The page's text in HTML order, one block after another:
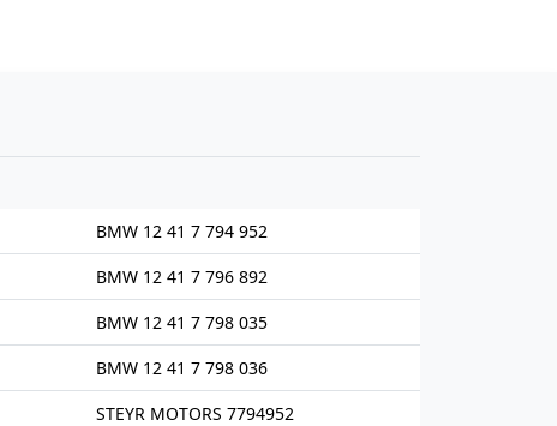
BMW 12 41 7 794 952
BMW 12 41 7 796 892
BMW 12 41 7 798 035
BMW 12 41 7 798 036
STEYR MOTORS 7794952